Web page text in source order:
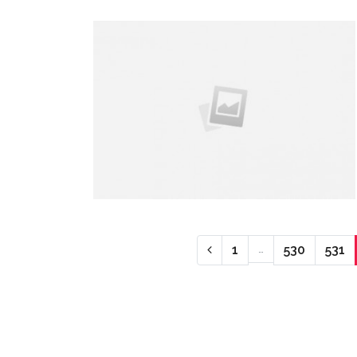
Предыдущая
1 530 531